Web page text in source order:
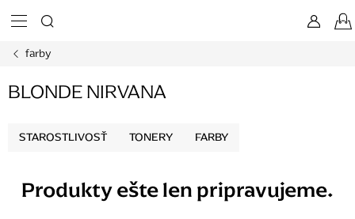
na
farby
BLONDE NIRVANA
STAROSTLIVOSŤ TONERY FARBY
Produkty ešte len pripravujeme.